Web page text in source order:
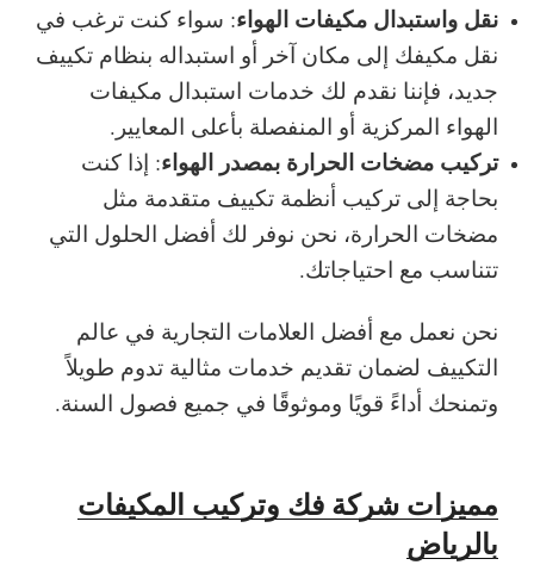
نقل واستبدال مكيفات الهواء: سواء كنت ترغب في
نقل مكيفك إلى مكان آخر أو استبداله بنظام تكييف
جديد، فإننا نقدم لك خدمات استبدال مكيفات
الهواء المركزية أو المنفصلة بأعلى المعايير.
تركيب مضخات الحرارة بمصدر الهواء: إذا كنت
بحاجة إلى تركيب أنظمة تكييف متقدمة مثل
مضخات الحرارة، نحن نوفر لك أفضل الحلول التي
تتناسب مع احتياجاتك.
نحن نعمل مع أفضل العلامات التجارية في عالم
التكييف لضمان تقديم خدمات مثالية تدوم طويلاً
وتمنحك أداءً قويًا وموثوقًا في جميع فصول السنة.
مميزات شركة فك وتركيب المكيفات
بالرياض